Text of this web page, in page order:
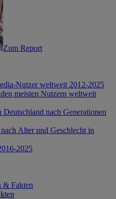
Zum Report
Nutzer weltweit 2012-2025
meisten Nutzern weltweit
nach Generationen
Alter und Geschlecht in
2025
& Fakten